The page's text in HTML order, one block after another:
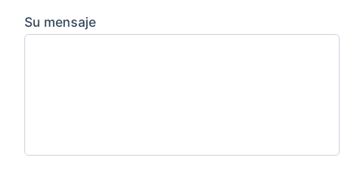
Su mensaje